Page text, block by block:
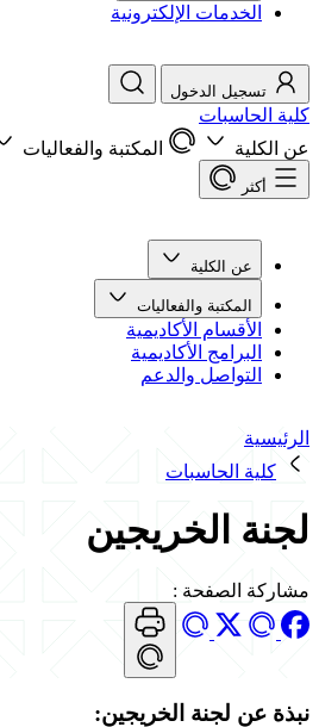
الخدمات الإلكترونية
تسجيل الدخول
كلية الحاسبات
عن الكلية
المكتبة والفعاليات
أكثر
عن الكلية
المكتبة والفعاليات
الأقسام الأكاديمية
البرامج الأكاديمية
التواصل والدعم
الرئيسية
كلية الحاسبات
لجنة الخريجين
مشاركة الصفحة :
نبذة عن لجنة الخريجين: